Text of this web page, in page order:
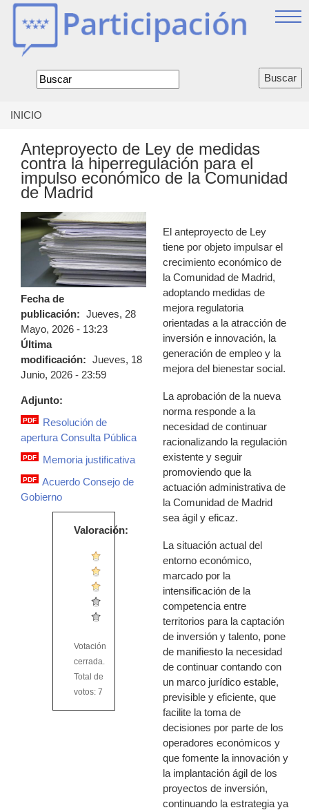
Jump
Formulario
de
encuentra
usted
aquí
INICIO
Anteproyecto de Ley de medidas
contra la hiperregulación para el
impulso económico de la Comunidad
de Madrid
Fecha de
publicación: Jueves, 28
Mayo, 2026 - 13:23
Última
modificación: Jueves, 18
Junio, 2026 - 23:59
Adjunto:
1._resolucion_consulta_publica.pdf
PDF
Resolución de
apertura Consulta Pública
2._memoria_justificativa.pdf
PDF Memoria justificativa
4._certificado_cg_27-
26_consulta_publica.pdf
PDF
Acuerdo Consejo de
Gobierno
Valoración:
Votación
cerrada.
Total de
votos: 7
El anteproyecto de Ley
tiene por objeto impulsar el
crecimiento económico de
la Comunidad de Madrid,
adoptando medidas de
mejora regulatoria
orientadas a la atracción de
inversión e innovación, la
generación de empleo y la
mejora del bienestar social.
La aprobación de la nueva
norma responde a la
necesidad de continuar
racionalizando la regulación
existente y seguir
promoviendo que la
actuación administrativa de
la Comunidad de Madrid
sea ágil y eficaz.
La situación actual del
entorno económico,
marcado por la
intensificación de la
competencia entre
territorios para la captación
de inversión y talento, pone
de manifiesto la necesidad
de continuar contando con
un marco jurídico estable,
previsible y eficiente, que
facilite la toma de
decisiones por parte de los
operadores económicos y
que fomente la innovación y
la implantación ágil de los
proyectos de inversión,
continuando la estrategia ya